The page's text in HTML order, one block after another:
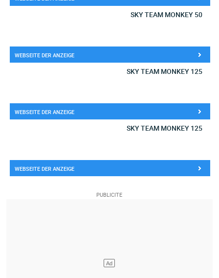
SKY TEAM MONKEY 50
WEBSEITE DER ANZEIGE
SKY TEAM MONKEY 125
WEBSEITE DER ANZEIGE
SKY TEAM MONKEY 125
WEBSEITE DER ANZEIGE